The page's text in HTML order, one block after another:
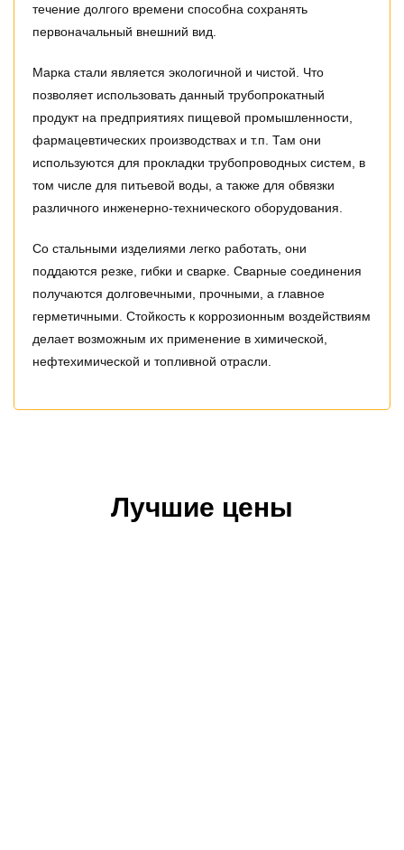
течение долгого времени способна сохранять
первоначальный внешний вид.
Марка стали является экологичной и чистой. Что
позволяет использовать данный трубопрокатный
продукт на предприятиях пищевой промышленности,
фармацевтических производствах и т.п. Там они
используются для прокладки трубопроводных систем, в
том числе для питьевой воды, а также для обвязки
различного инженерно-технического оборудования.
Со стальными изделиями легко работать, они
поддаются резке, гибки и сварке. Сварные соединения
получаются долговечными, прочными, а главное
герметичными. Стойкость к коррозионным воздействиям
делает возможным их применение в химической,
нефтехимической и топливной отрасли.
Лучшие цены